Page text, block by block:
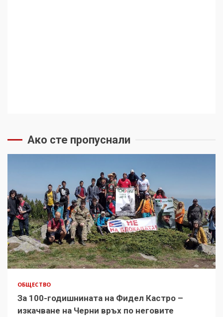
Ако сте пропуснали
ОБЩЕСТВО
За 100-годишнината на Фидел Кастро –
изкачване на Черни връх по неговите